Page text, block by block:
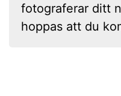
fotograferar ditt
hoppas att du